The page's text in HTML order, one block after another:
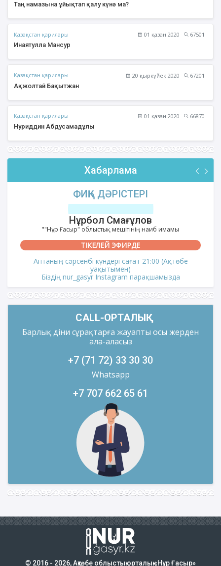
Таң намазына ұйықтап қалу күнә ма?
Қазақстан қарилары 01 қазан 2020
67501
Инаятулла Мансур
Қазақстан қарилары 20 қыркүйек 2020
67201
Ақжолтай Бақытжан
Қазақстан қарилары 01 қазан 2020
66870
Нуриддин Абдусамадұлы
Хабарлама
ФИҚҺ ДӘРІСТЕРІ
Нұрбол Смағұлов
""Нұр Ғасыр" облыстық мешітінің наиб имамы
ТІКЕЛЕЙ ЭФИРДЕ
Аптаның сәрсенбі күндері сағат 21:00 (Ақтөбе
уақытымен)
Біздің nur_gasyr Instagram парақшамызда
CALL-ОРТАЛЫҚ
Барлық діни сұрақтарға жауапты осы жерден
ала-аласыз
+7 (71 72) 33 30 30
Whatsapp
+7 707 662 65 61
© 2016 - 2026, Ақтөбе облыстық орталық «Нұр Ғасыр»